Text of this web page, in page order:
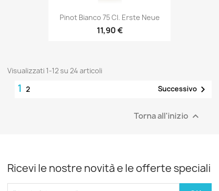
Pinot Bianco 75 Cl. Erste Neue
11,90 €
Visualizzati 1-12 su 24 articoli
1 2 Successivo 
Torna all'inizio 
Ricevi le nostre novità e le offerte speciali